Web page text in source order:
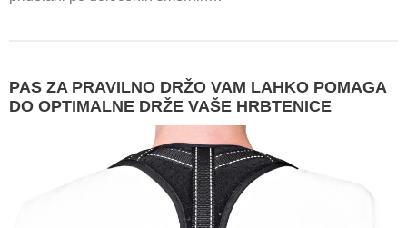
PAS ZA PRAVILNO DRŽO VAM LAHKO POMAGA
DO OPTIMALNE DRŽE VAŠE HRBTENICE